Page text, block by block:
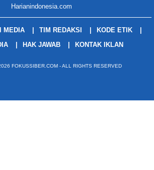
Harianindonesia.com
MEDIA TIM REDAKSI
KODE ETIK
HAK JAWAB KONTAK IKLAN
FOKUSSIBER.COM - ALL RIGHTS RESERVED